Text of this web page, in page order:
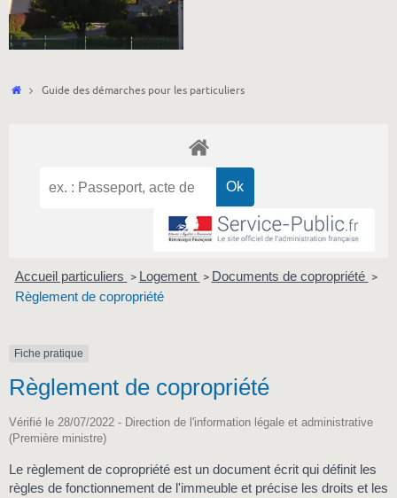
Accueil
Guide des démarches pour les particuliers
Accueil particuliers > Logement > Documents de copropriété >
Règlement de copropriété
Fiche pratique
Règlement de copropriété
Vérifié le 28/07/2022 - Direction de l'information légale et administrative
(Première ministre)
Le règlement de copropriété est un document écrit qui définit les
règles de fonctionnement de l'immeuble et précise les droits et les